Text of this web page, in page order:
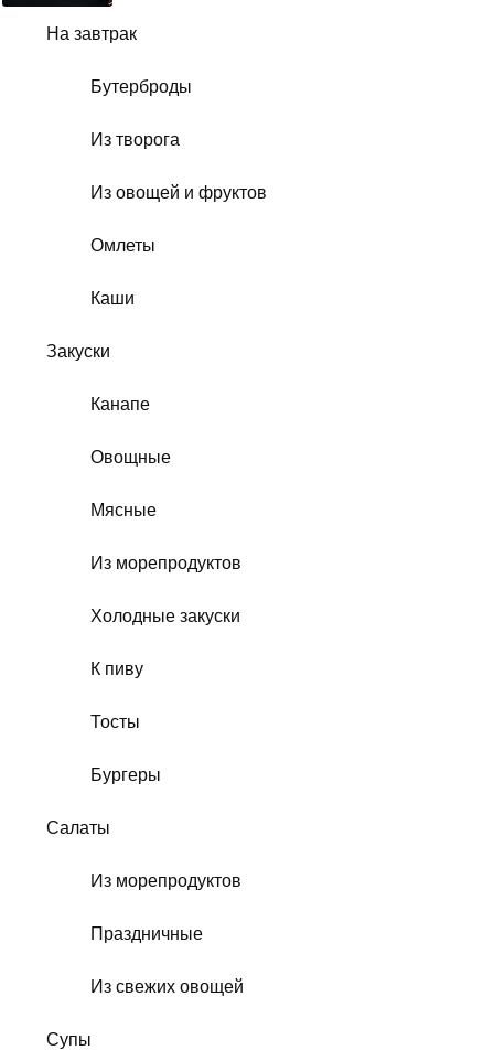
На завтрак
Бутерброды
Из творога
Из овощей и фруктов
Омлеты
Каши
Закуски
Канапе
Овощные
Мясные
Из морепродуктов
Холодные закуски
К пиву
Тосты
Бургеры
Салаты
Из морепродуктов
Праздничные
Из свежих овощей
Супы